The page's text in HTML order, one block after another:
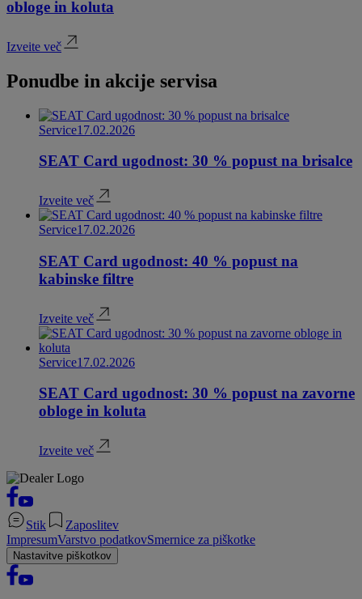
obloge in koluta
Izveite več
Ponudbe in akcije servisa
Service17.02.2026
SEAT Card ugodnost: 30 % popust na brisalce
Izveite več
Service17.02.2026
SEAT Card ugodnost: 40 % popust na
kabinske filtre
Izveite več
Service17.02.2026
SEAT Card ugodnost: 30 % popust na zavorne
obloge in koluta
Izveite več
Stik
Zaposlitev
ImpresumVarstvo podatkovSmernice za piškotke
Nastavitve piškotkov